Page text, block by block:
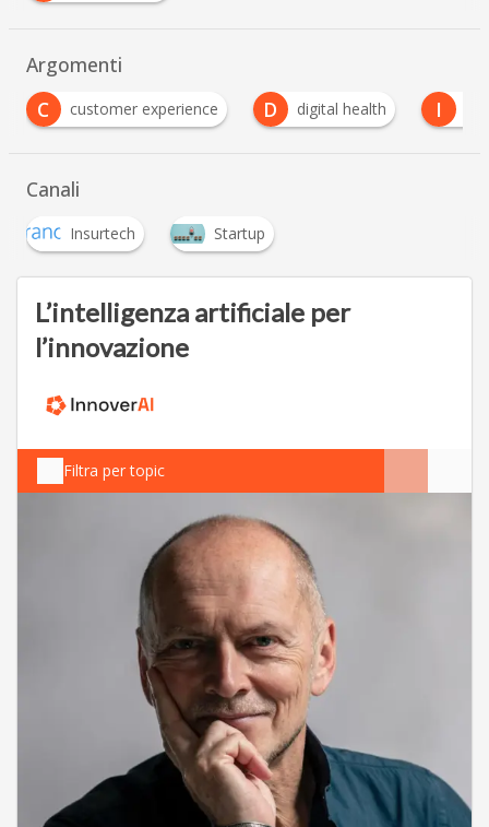
Argomenti
C
customer experience D digital health I
Canali
Insurtech Startup
L’intelligenza artificiale per
l’innovazione
Filtra per topic